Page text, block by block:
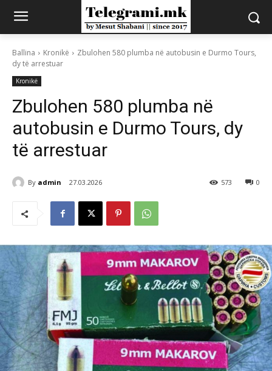
Ballina Kronikë
Zbulohen 580 plumba në autobusin e Durmo Tours,
dy të arrestuar
Kronikë
Zbulohen 580 plumba në
autobusin e Durmo Tours, dy
të arrestuar
By admin 27.03.2026 0
573